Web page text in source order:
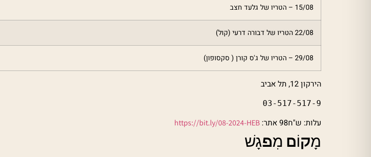
15/08 – הטריו של גלעד חצב
22/08 הטריו של דבורה דרעי (קול)
29/08 – הטריו של ג'ס קורן ( סקסופון)
הירקון 12, תל אביב
03-517-517-9
עלות: ש"ח98 אתר: https://bit.ly/08-2024-HEB
מָקוֹם מִפגָשׁ